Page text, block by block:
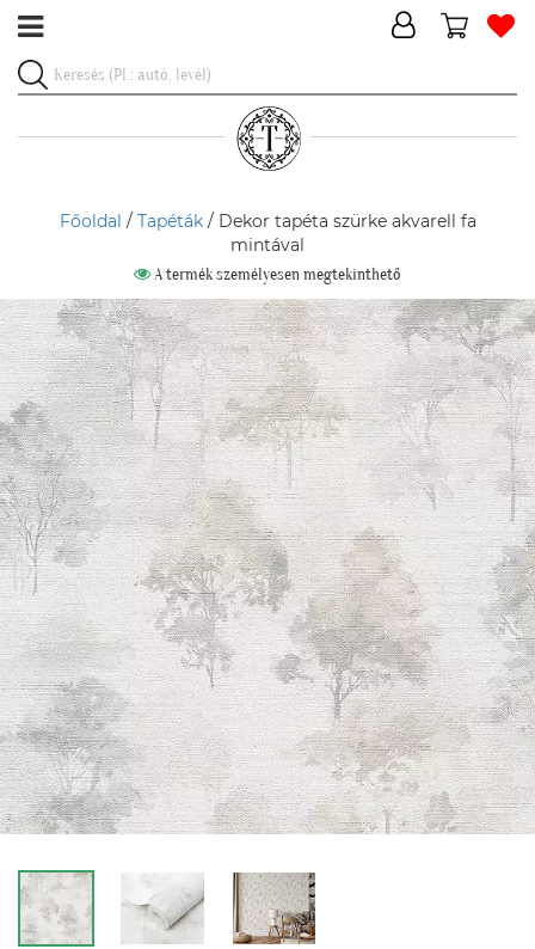
Főoldal / Tapéták/ Dekor tapéta szürke akvarell fa
mintával
A termék személyesen megtekinthető